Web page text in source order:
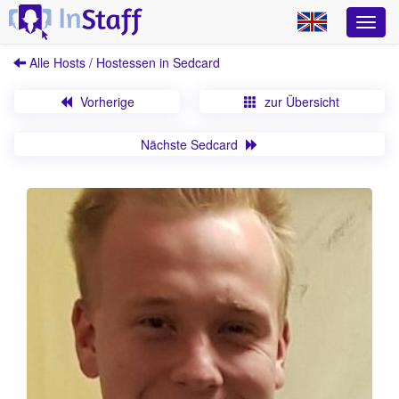
Alle Hosts / Hostessen in Sedcard
Vorherige zur Übersicht
Nächste Sedcard